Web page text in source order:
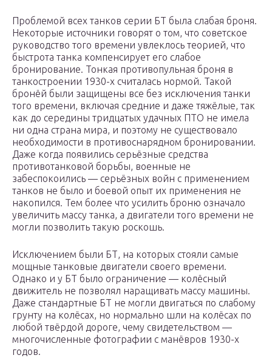
Проблемой всех танков серии БТ была слабая броня.
Некоторые источники говорят о том, что советское
руководство того времени увлеклось теорией, что
быстрота танка компенсирует его слабое
бронирование. Тонкая противопульная броня в
танкостроении 1930-х считалась нормой. Такой
бронёй были защищены все без исключения танки
того времени, включая средние и даже тяжёлые, так
как до середины тридцатых удачных ПТО не имела
ни одна страна мира, и поэтому не существовало
необходимости в противоснарядном бронировании.
Даже когда появились серьёзные средства
противотанковой борьбы, военные не
забеспокоились — серьёзных войн с применением
танков не было и боевой опыт их применения не
накопился. Тем более что усилить броню означало
увеличить массу танка, а двигатели того времени не
могли позволить такую роскошь.
Исключением были БТ, на которых стояли самые
мощные танковые двигатели своего времени.
Однако и у БТ было ограничение — колёсный
движитель не позволял наращивать массу машины.
Даже стандартные БТ не могли двигаться по слабому
грунту на колёсах, но нормально шли на колёсах по
любой твёрдой дороге, чему свидетельством —
многочисленные фотографии с манёвров 1930-х
годов.